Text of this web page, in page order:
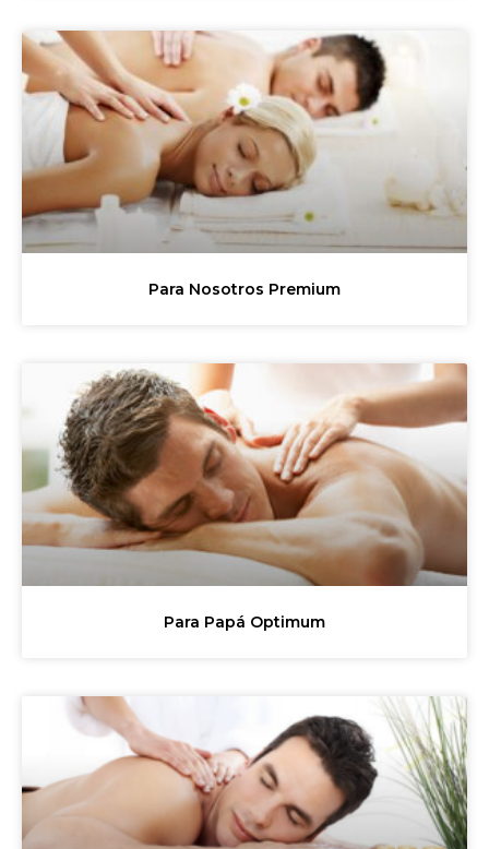
Para Nosotros Premium
Para Papá Optimum